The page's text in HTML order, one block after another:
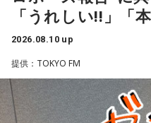
「うれしい!!」「
2026.08.10 up
提供：TOKYO FM